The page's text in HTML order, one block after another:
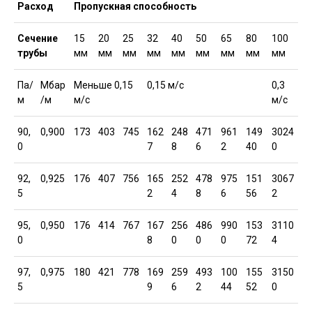
Расход Пропускная способность
Сечение
трубы
15
мм
20
мм
25
мм
32
мм
40
мм
50
мм
65
мм
80
мм
100
мм
Па/
м
Мбар
/м
Меньше 0,15
м/с
0,15 м/с
0,3
м/с
90,
0
0,900 173 403 745
162
7
248
8
471
6
961
2
149
40
3024
0
92,
5
0,925 176 407 756
165
2
252
4
478
8
975
6
151
56
3067
2
95,
0
0,950 176 414 767
167
8
256
0
486
0
990
0
153
72
3110
4
97,
5
0,975 180 421 778
169
9
259
6
493
2
100
44
155
52
3150
0